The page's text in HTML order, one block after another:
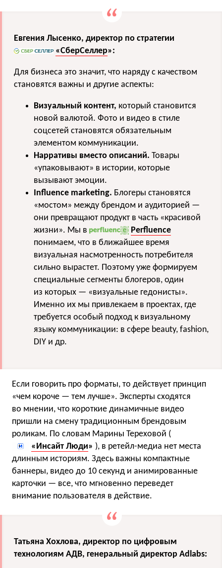
Евгения Лысенко, директор по стратегии
«СберСеллер»:
Для бизнеса это значит, что наряду с качеством
становятся важны и другие аспекты:
Визуальный контент, который становится
новой валютой. Фото и видео в стиле
соцсетей становятся обязательным
элементом коммуникации.
Нарративы вместо описаний. Товары
«упаковывают» в истории, которые
вызывают эмоции.
Influence marketing. Блогеры становятся
«мостом» между брендом и аудиторией —
они превращают продукт в часть «красивой
жизни». Мы в
Perfluence
понимаем, что в ближайшее время
визуальная насмотренность потребителя
сильно вырастет. Поэтому уже формируем
специальные сегменты блогеров, один
из которых — «визуальные гедонисты».
Именно их мы привлекаем в проектах, где
требуется особый подход к визуальному
языку коммуникации: в сфере beauty, fashion,
DIY и др.
Если говорить про форматы, то действует принцип
«чем короче — тем лучше». Эксперты сходятся
во мнении, что короткие динамичные видео
пришли на смену традиционным брендовым
роликам. По словам Марины Тереховой (
«Инсайт Люди» ), в ретейл-медиа нет места
длинным историям. Здесь важны компактные
баннеры, видео до 10 секунд и анимированные
карточки — все, что мгновенно переведет
внимание пользователя в действие.
Татьяна Хохлова, директор по цифровым
технологиям АДВ, генеральный директор Adlabs: